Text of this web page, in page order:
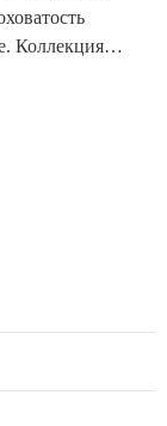
Коллекция
и